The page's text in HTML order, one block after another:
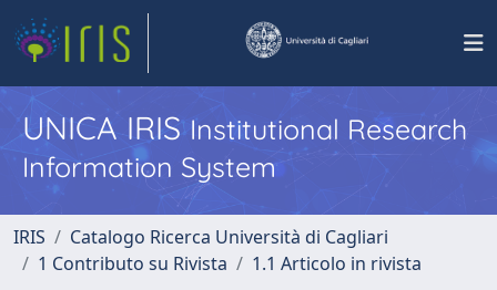
UNICA IRISInstitutional Research
Information System
IRIS
Catalogo Ricerca Università di Cagliari
1 Contributo su Rivista
1.1 Articolo in rivista